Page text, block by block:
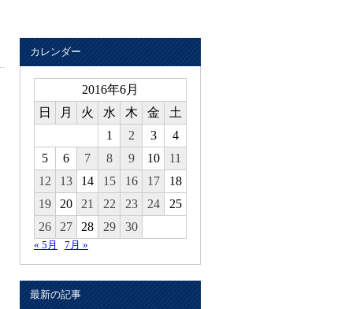
カレンダー
2016年6月
日
月 火 水 木 金
土
1
2 3
4
5
6 7 8 9 10
11
12
13 14 15 16 17
18
19
20 21 22 23 24
25
26
27 28 29 30
« 5月 7月 »
最新の記事